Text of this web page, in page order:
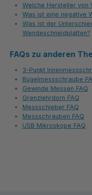
Welche Hersteller von
Was ist eine negative
Was ist der
Wendeschneidplatten?
FAQs zu anderen
3-Punkt
Bügelmessschraube
Gewinde Messen FAQ
Grenzlehrdorn FAQ
Messschieber FAQ
Messschrauben FAQ
USB Mikroskope FAQ